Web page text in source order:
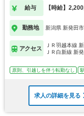
給与 【時給】
勤務地 新潟県 新発田市
アクセス
ＪＲ羽越本線
ＪＲ白新線 新
原則、引越しを伴う転勤なし
求人の詳細を見る